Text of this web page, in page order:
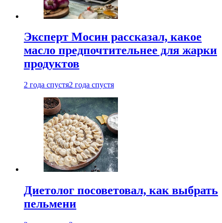
Эксперт Мосин рассказал, какое
масло предпочтительнее для жарки
продуктов
2 года спустя2 года спустя
Диетолог посоветовал, как выбрать
пельмени